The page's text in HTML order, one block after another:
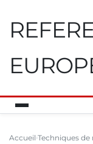
Accueil Techniques